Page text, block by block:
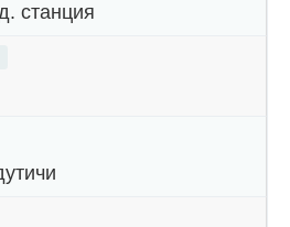
станция